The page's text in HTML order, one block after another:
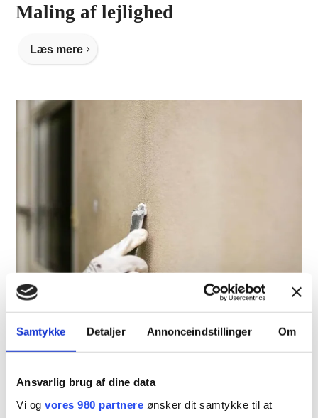
Samtykke Detaljer Annonceindstillinger Om
Ansvarlig brug af dine data
Vi og vores 980 partnere ønsker dit samtykke til at
Maling af lejlighed
Læs mere